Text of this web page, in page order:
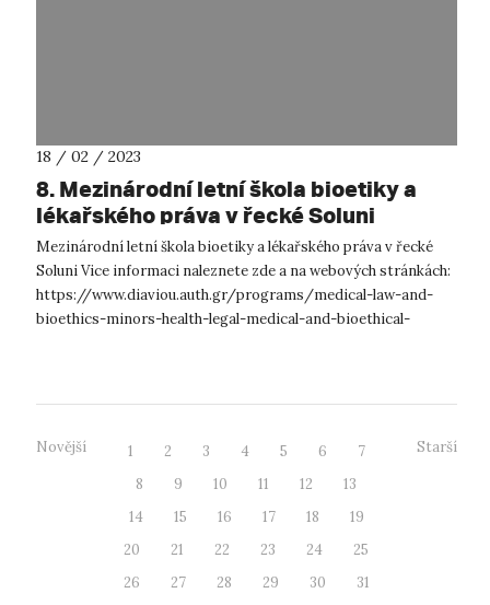
18 / 02 / 2023
8. Mezinárodní letní škola bioetiky a
lékařského práva v řecké Soluni
Mezinárodní letní škola bioetiky a lékařského práva v řecké
Soluni Vice informaci naleznete zde a na webových stránkách:
https://www.diaviou.auth.gr/programs/medical-law-and-
bioethics-minors-health-legal-medical-and-bioethical-
Novější 1 2 3 4 5 6
7
8
9 10 11 12
13
14
15 16 17 18
19
20
21 22 23 24
25
26
27 28 29 30
31
Starší